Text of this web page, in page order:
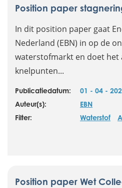
Position paper
In dit position paper gaat
Nederland (EBN) in op de
waterstofmarkt en doet het
knelpunten...
Publicatiedatum:
01 - 04 -
Auteur(s):
EBN
Filter:
Waterstof
Position paper Wet